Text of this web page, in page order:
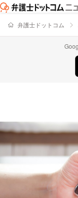
弁護士ドットコム